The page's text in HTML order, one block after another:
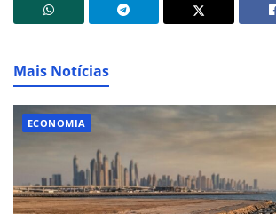
Mais Notícias
ECONOMIA